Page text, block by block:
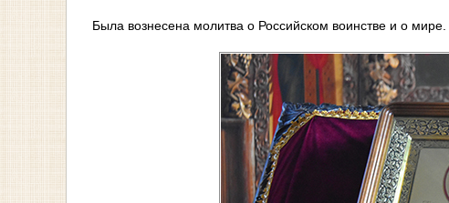
Была вознесена молитва о Российском воинстве и о